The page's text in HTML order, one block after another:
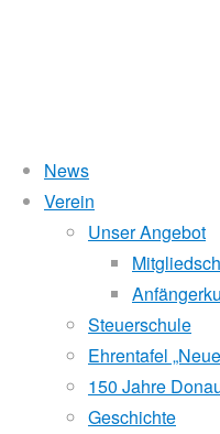
News
Verein
Unser Angebot
Steuerschule
Ehrentafel
150 Jahre
Geschichte
Kategorie:
Wanderfahrt
Wasserstand Donau
Liegt der Wasserstand in
beim Donauhort nicht
Pegelstände (DoRIS)
Seichtstellen
Schleusenstatus